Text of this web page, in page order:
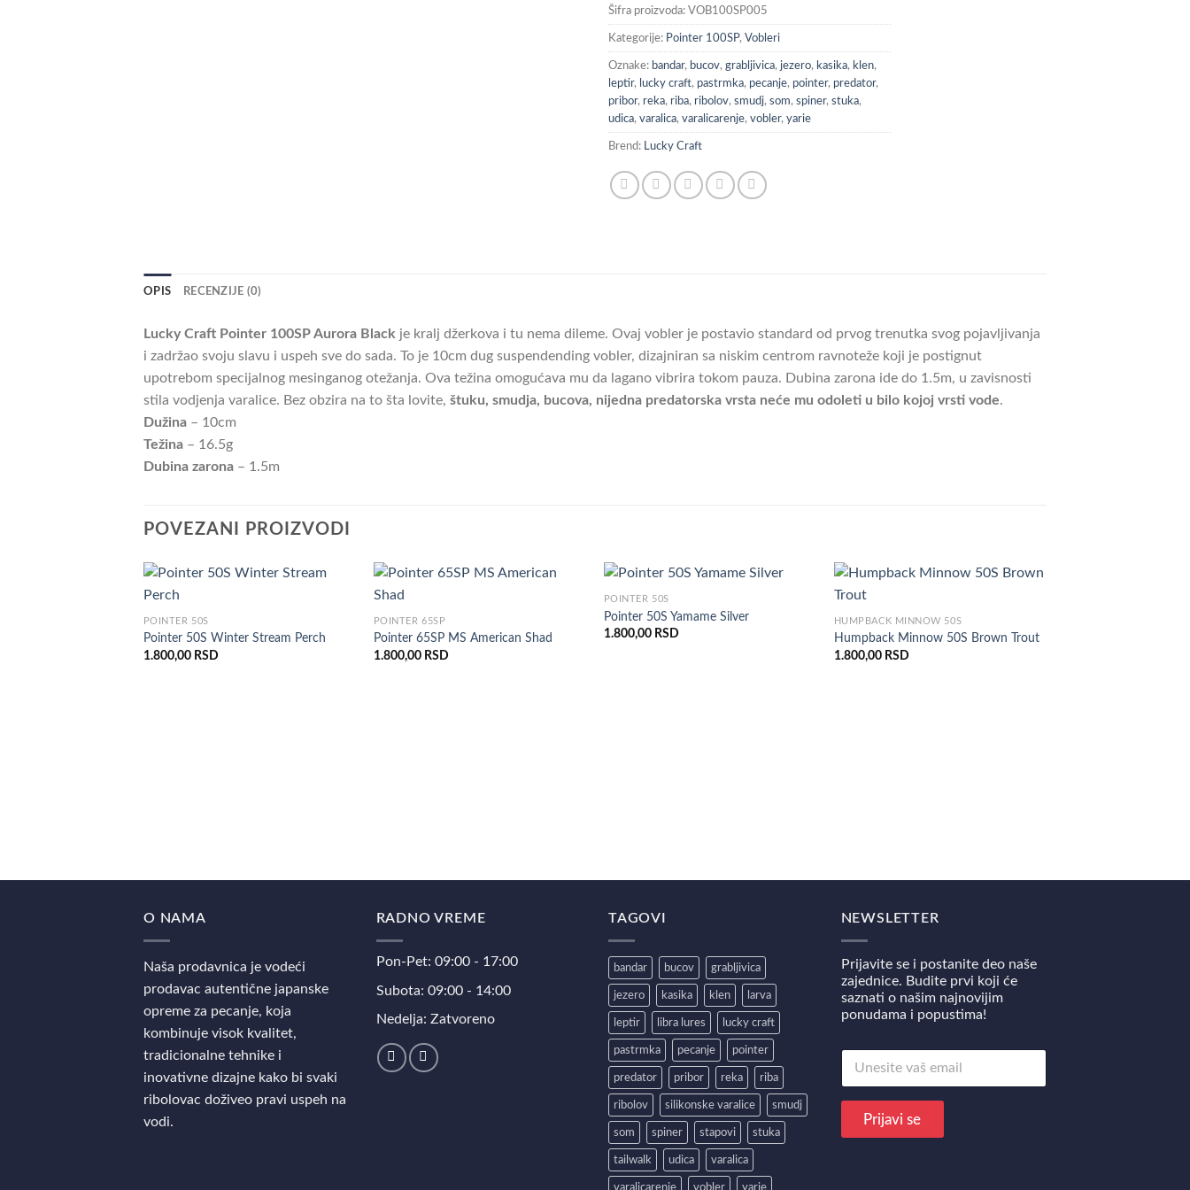
Šifra proizvoda: VOB100SP005
Kategorije: Pointer 100SP, Vobleri
Oznake: bandar, bucov, grabljivica, jezero, kasika, klen,
leptir, lucky craft, pastrmka, pecanje, pointer, predator,
pribor, reka, riba, ribolov, smudj, som, spiner, stuka,
udica, varalica, varalicarenje, vobler, yarie
Brend: Lucky Craft
OPIS RECENZIJE (0)
Lucky Craft Pointer 100SP Aurora Black je kralj džerkova i tu nema dileme. Ovaj vobler je postavio standard od prvog trenutka svog pojavljivanja
i zadržao svoju slavu i uspeh sve do sada. To je 10cm dug suspendending vobler, dizajniran sa niskim centrom ravnoteže koji je postignut
upotrebom specijalnog mesinganog otežanja. Ova težina omogućava mu da lagano vibrira tokom pauza. Dubina zarona ide do 1.5m, u zavisnosti
stila vodjenja varalice. Bez obzira na to šta lovite, štuku, smudja, bucova, nijedna predatorska vrsta neće mu odoleti u bilo kojoj vrsti vode.
Dužina – 10cm
Težina – 16.5g
Dubina zarona – 1.5m
POVEZANI PROIZVODI
POINTER 50S
Pointer 50S Winter Stream Perch
1.800,00 RSD
POINTER 65SP
Pointer 65SP MS American Shad
1.800,00 RSD
POINTER 50S
Pointer 50S Yamame Silver
1.800,00 RSD
HUMPBACK MINNOW 50S
Humpback Minnow 50S Brown Trout
1.800,00 RSD
O NAMA
Naša prodavnica je vodeći
prodavac autentične japanske
opreme za pecanje, koja
kombinuje visok kvalitet,
tradicionalne tehnike i
inovativne dizajne kako bi svaki
ribolovac doživeo pravi uspeh na
vodi.
RADNO VREME
Pon-Pet: 09:00 - 17:00
Subota: 09:00 - 14:00
Nedelja: Zatvoreno
TAGOVI
bandar bucov grabljivica
jezero kasika klen larva
leptir libra lures lucky craft
pastrmka pecanje pointer
predator pribor reka riba
ribolov silikonske varalice smudj
som spiner stapovi stuka
tailwalk udica varalica
varalicarenje vobler yarie
NEWSLETTER
Prijavite se i postanite deo naše
zajednice. Budite prvi koji će
saznati o našim najnovijim
ponudama i popustima!
E
a
i
*
Prijavi se